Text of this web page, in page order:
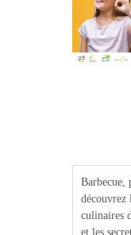
Barbecue,
découvrez
culinaires
et les